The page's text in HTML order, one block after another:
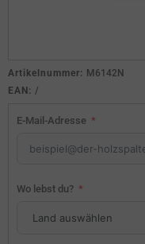
Artikelnummer: M6142N
EAN: /
E-Mail-Adresse
Wo lebst du?